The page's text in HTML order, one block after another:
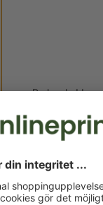
Du kan ladda